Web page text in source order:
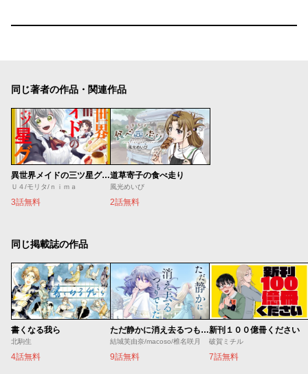
同じ著者の作品・関連作品
異世界メイドの三ツ星グルメ 現代ごはん作ったら王宮で大バズリしました
Ｕ４/モリタ/ｎｉｍａ
3話無料
道草寄子の食べ走り
風光めいび
2話無料
同じ掲載誌の作品
書くなる我ら
北駒生
4話無料
ただ静かに消え去るつもりでした
結城芙由奈/macoso/椎名咲月
9話無料
新刊１００億冊ください
破賀ミチル
7話無料